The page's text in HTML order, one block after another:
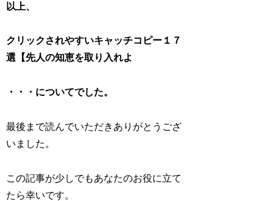
以上、
クリックされやすいキャッチコピー１７
選【先人の知恵を取り入れよ
・・・についてでした。
最後まで読んでいただきありがとうござ
いました。
この記事が少しでもあなたのお役に立て
たら幸いです。